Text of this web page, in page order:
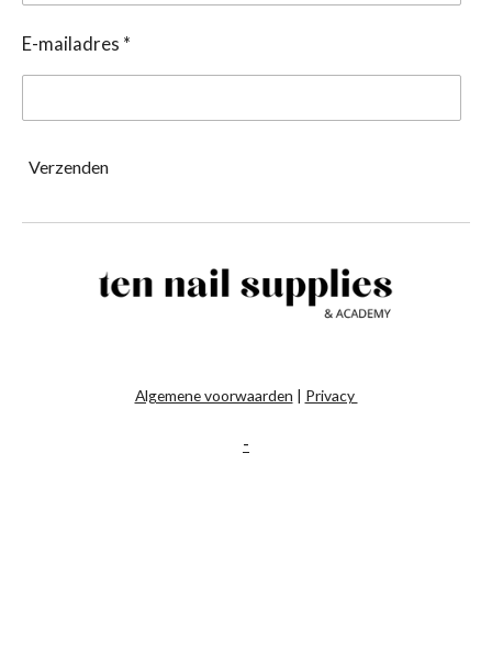
E-mailadres *
Verzenden
Algemene voorwaarden | Privacy
-